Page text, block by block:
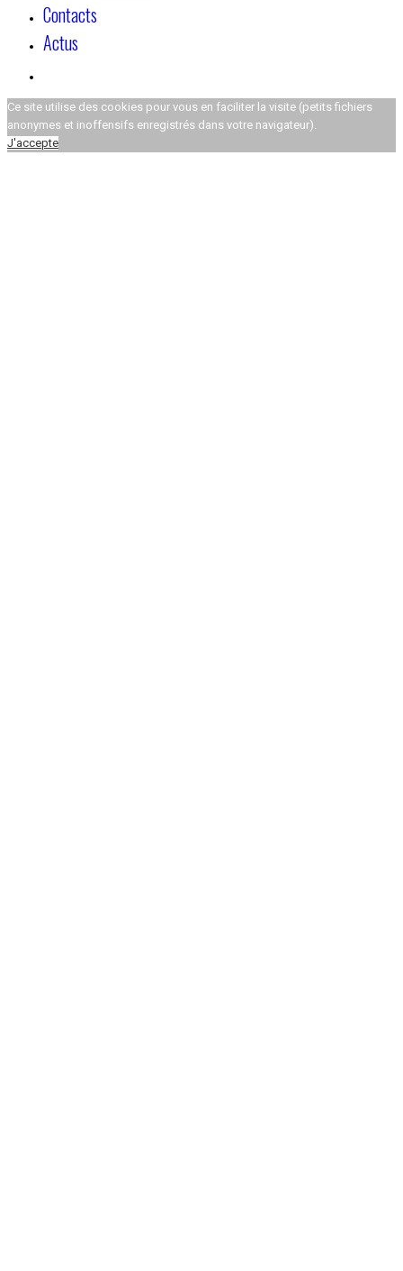
Contacts
Actus
Ce site utilise des cookies pour vous en faciliter la visite (petits fichiers
anonymes et inoffensifs enregistrés dans votre navigateur).
J'accepte